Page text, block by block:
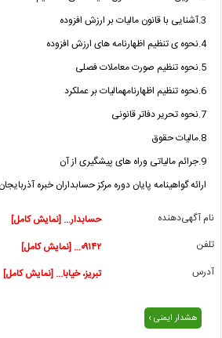
3.آشنایی با قانون مالیات بر ارزش افزوده
4.نحوه ی تنظیم اظهارنامه های ارزش افزوده
5.نحوه تنظیم صورت معاملات فصلی
6.نحوه تنظیم اظهارنامهمالیات بر عملکرد
7.نحوه تحریر دفاتر قانونی
8.مالیات حقوق
9.جرائم مالیاتی وراه های پیشگیری از آن
ارائه گواهینامه پایان دوره مرکز حسابداران خبره آذربایجان
نام آگهی‌دهنده
حسابدار... [نمایش کامل]
تلفن
۰۹۱۴۲... [نمایش کامل]
آدرس
تبریز، خیابا... [نمایش کامل]
هشدار ایمنی ›